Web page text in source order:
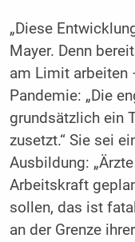
„Diese
Mayer. Denn
am Limit arbeiten
Pandemie: „Die
grundsätzlich ein
zusetzt.“ Sie sei
Ausbildung:
Arbeitskraft
sollen, das ist
an der Grenze